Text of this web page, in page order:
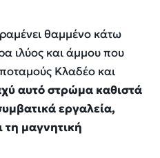
θαμμένο κάτω
ιλύος και άμμου που
Κλαδέο και
αυτό στρώμα καθιστά
εργαλεία,
μαγνητική